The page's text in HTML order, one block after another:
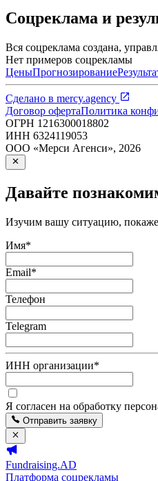
Соцреклама и
Вся соцреклама создана,
Нет примеров соцрекламы
ЦеныПрогнозирование
Сделано в mercy.agency
Договор офертаПолитика
ОГРН 1216300018802
ИНН 6324119053
ООО «Мерси Агенси», 2026
Давайте
Изучим вашу ситуацию,
Имя*
Email*
Телефон
Telegram
ИНН организации*
Я согласен на обработку
Отправить заявку
Fundraising.AD
Платформа соцрекламы